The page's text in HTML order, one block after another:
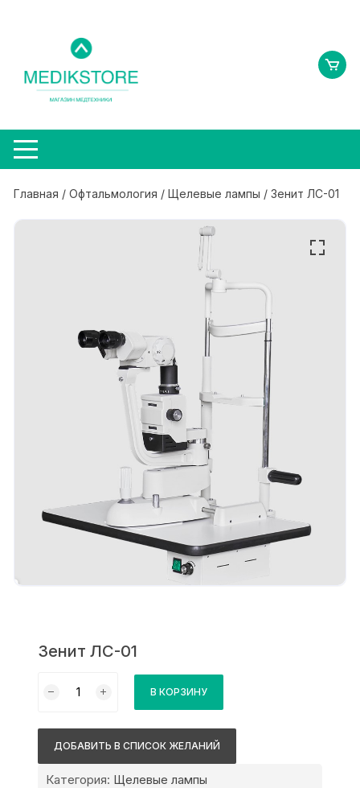
содержимому
Главная /Офтальмология /Щелевые лампы / Зенит ЛС-01
Зенит ЛС-01
товара
В КОРЗИНУ
ДОБАВИТЬ В СПИСОК ЖЕЛАНИЙ
Категория: Щелевые лампы